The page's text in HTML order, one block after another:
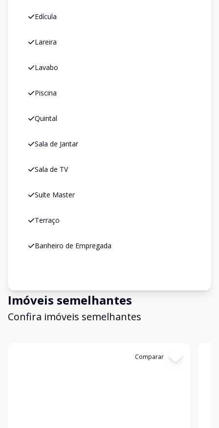
Edícula
Lareira
Lavabo
Piscina
Quintal
Sala de Jantar
Sala de TV
Suíte Master
Terraço
Banheiro de Empregada
Imóveis semelhantes
Confira imóveis semelhantes
Comparar